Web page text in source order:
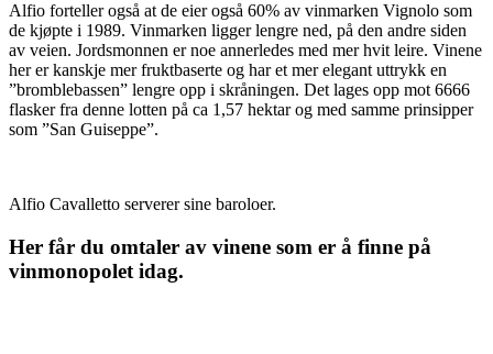
Alfio forteller også at de eier også 60% av vinmarken Vignolo som
de kjøpte i 1989. Vinmarken ligger lengre ned, på den andre siden
av veien. Jordsmonnen er noe annerledes med mer hvit leire. Vinene
her er kanskje mer fruktbaserte og har et mer elegant uttrykk en
”bromblebassen” lengre opp i skråningen. Det lages opp mot 6666
flasker fra denne lotten på ca 1,57 hektar og med samme prinsipper
som ”San Guiseppe”.
Alfio Cavalletto serverer sine baroloer.
Her får du omtaler av vinene som er å finne på
vinmonopolet idag.